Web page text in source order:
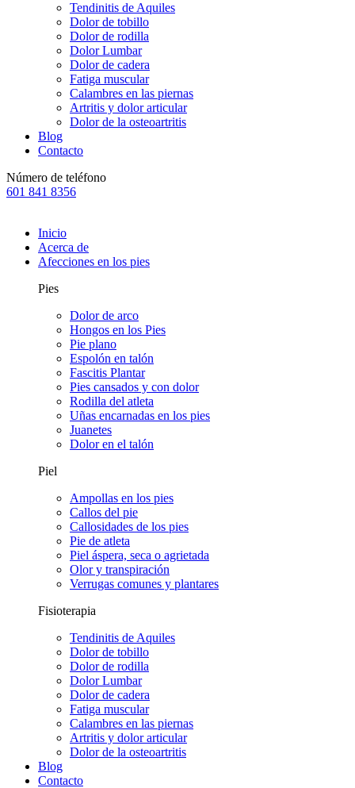
Tendinitis de Aquiles
Dolor de tobillo
Dolor de rodilla
Dolor Lumbar
Dolor de cadera
Fatiga muscular
Calambres en las piernas
Artritis y dolor articular
Dolor de la osteoartritis
Blog
Contacto
Número de teléfono
601 841 8356
Inicio
Acerca de
Afecciones en los pies
Pies
Dolor de arco
Hongos en los Pies
Pie plano
Espolón en talón
Fascitis Plantar
Pies cansados y con dolor
Rodilla del atleta
Uñas encarnadas en los pies
Juanetes
Dolor en el talón
Piel
Ampollas en los pies
Callos del pie
Callosidades de los pies
Pie de atleta
Piel áspera, seca o agrietada
Olor y transpiración
Verrugas comunes y plantares
Fisioterapia
Tendinitis de Aquiles
Dolor de tobillo
Dolor de rodilla
Dolor Lumbar
Dolor de cadera
Fatiga muscular
Calambres en las piernas
Artritis y dolor articular
Dolor de la osteoartritis
Blog
Contacto